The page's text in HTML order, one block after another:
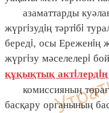
азаматтарды
жүргiзудiң тәртiбi
бередi, осы Ереженiң
жүргiзу мәселелерi
құқықтық актiлердiң
комиссияның
басқару органының